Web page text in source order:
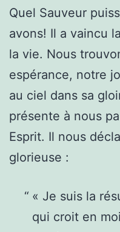
Quel Sauveur
avons! Il a vaincu
la vie. Nous
espérance, notre
au ciel dans sa
présente à nous
Esprit. Il nous
glorieuse :
« Je suis la
qui croit en